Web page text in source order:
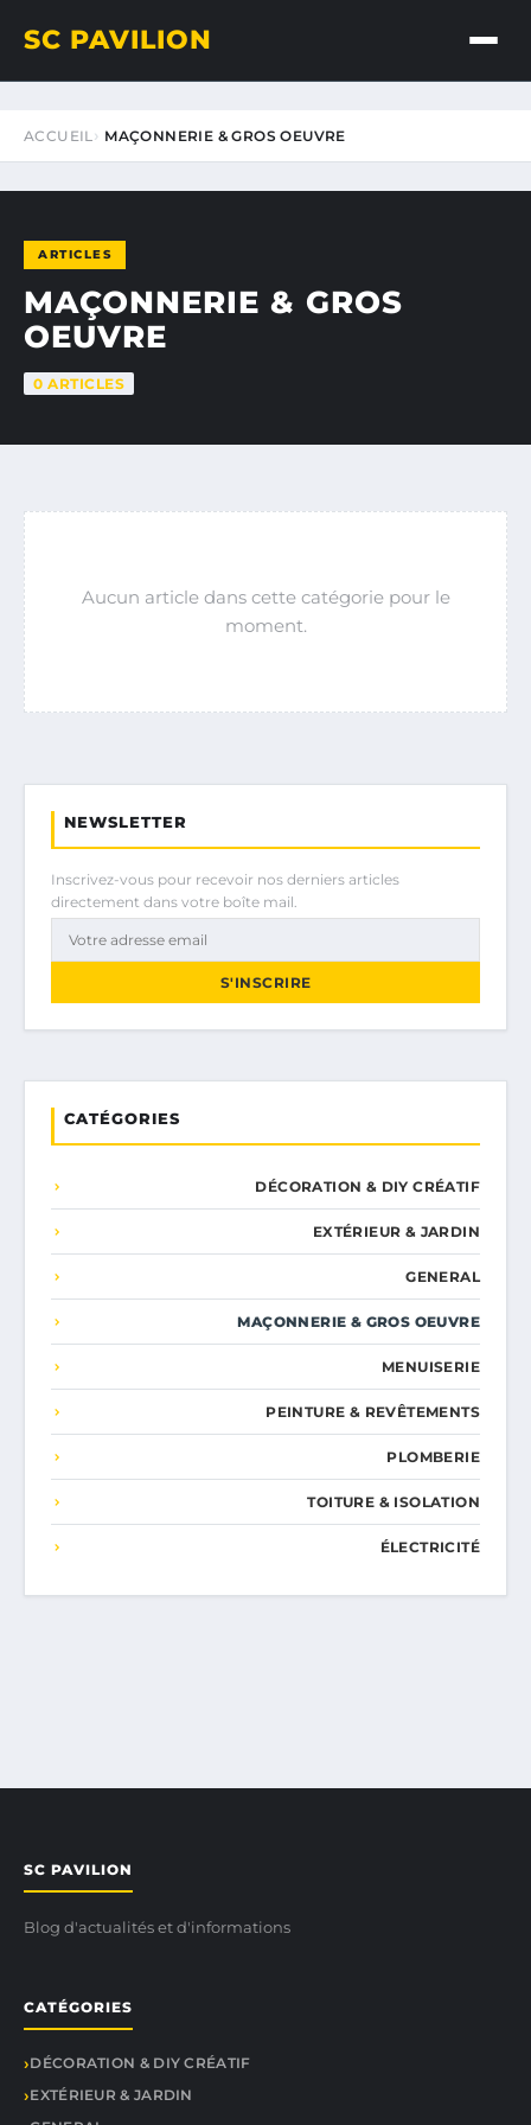
SC PAVILION
ACCUEIL MAÇONNERIE & GROS OEUVRE
ARTICLES
MAÇONNERIE & GROS
OEUVRE
0 ARTICLES
Aucun article dans cette catégorie pour le
moment.
NEWSLETTER
Inscrivez-vous pour recevoir nos derniers articles
directement dans votre boîte mail.
S'INSCRIRE
CATÉGORIES
DÉCORATION & DIY CRÉATIF
EXTÉRIEUR & JARDIN
GENERAL
MAÇONNERIE & GROS OEUVRE
MENUISERIE
PEINTURE & REVÊTEMENTS
PLOMBERIE
TOITURE & ISOLATION
ÉLECTRICITÉ
SC PAVILION
Blog d'actualités et d'informations
CATÉGORIES
DÉCORATION & DIY CRÉATIF
EXTÉRIEUR & JARDIN